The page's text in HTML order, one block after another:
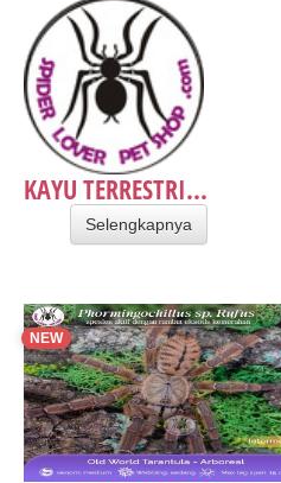
KAYU TERRESTRI...
Selengkapnya
NEW